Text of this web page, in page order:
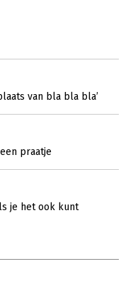
van bla bla bla’
praatje
je het ook kunt